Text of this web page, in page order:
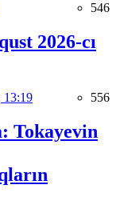
546
2026-cı
13:19 556
Tokayevin